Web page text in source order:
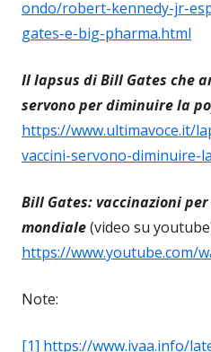
ondo/robert-kennedy-jr-
gates-e-big-pharma.html
Il lapsus di Bill Gates che
servono per diminuire la
https://www.ultimavoce.it/
vaccini-servono-diminuire-
Bill Gates: vaccinazioni
mondiale(video su
https://www.youtube.com/
Note:
[1] https://www.ivaa.info/